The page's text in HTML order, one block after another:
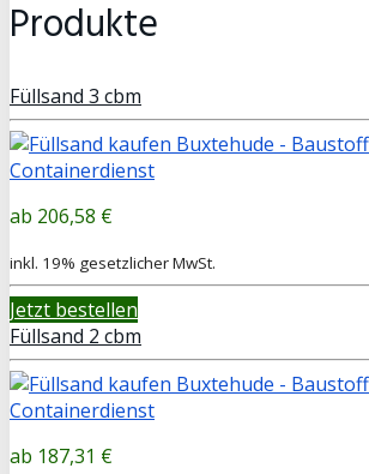
Produkte
Füllsand 3 cbm
206,58 €
inkl. 19% gesetzlicher MwSt.
Jetzt bestellen
Füllsand 2 cbm
187,31 €